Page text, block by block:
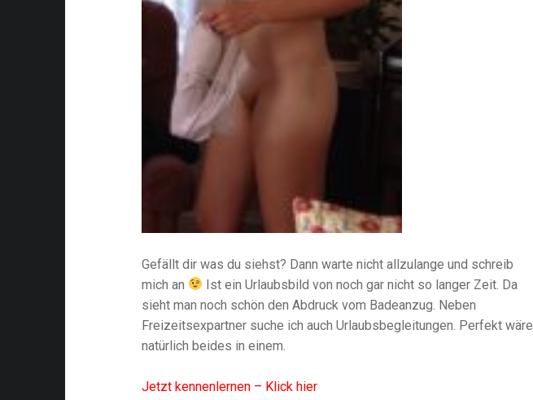
Gefällt dir was du siehst? Dann warte nicht allzulange und schreib
mich an
Ist ein Urlaubsbild von noch gar nicht so langer Zeit. Da
sieht man noch schön den Abdruck vom Badeanzug. Neben
Freizeitsexpartner suche ich auch Urlaubsbegleitungen. Perfekt wäre
natürlich beides in einem.
Jetzt kennenlernen – Klick hier